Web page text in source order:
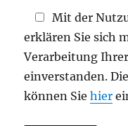
e
e
r
Mit der
erklären Sie sich
Verarbeitung
einverstanden.
können Siehier